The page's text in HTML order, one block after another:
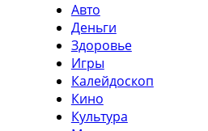
Авто
Деньги
Здоровье
Игры
Калейдоскоп
Кино
Культура